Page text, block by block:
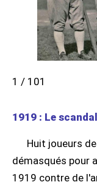
1 / 101
1919 : Le
Huit joueurs
démasqués pour
1919 contre de